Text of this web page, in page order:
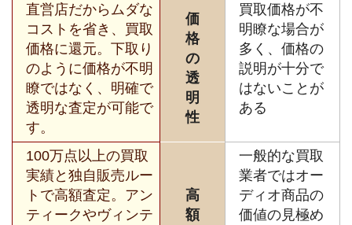
直営店だからムダな
コストを省き、買取
価格に還元。下取り
のように価格が不明
瞭ではなく、明確で
透明な査定が可能で
す。
価
格
の
透
明
性
買取価格が不
明瞭な場合が
多く、価格の
説明が十分で
はないことが
ある
100万点以上の買取
実績と独自販売ルー
トで高額査定。アン
ティークやヴィンテ
高
額
一般的な買取
業者ではオー
ディオ商品の
価値の見極め